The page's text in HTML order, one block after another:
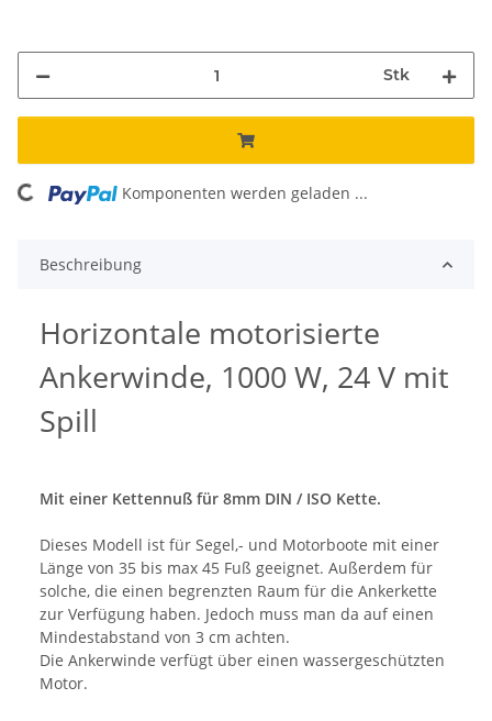
Stk
Komponenten werden geladen ...
Beschreibung
Horizontale motorisierte
Ankerwinde, 1000 W, 24 V mit
Spill
Mit einer Kettennuß für 8mm DIN / ISO Kette.
Dieses Modell ist für Segel,- und Motorboote mit einer
Länge von 35 bis max 45 Fuß geeignet. Außerdem für
solche, die einen begrenzten Raum für die Ankerkette
zur Verfügung haben. Jedoch muss man da auf einen
Mindestabstand von 3 cm achten.
Die Ankerwinde verfügt über einen wassergeschützten
Motor.